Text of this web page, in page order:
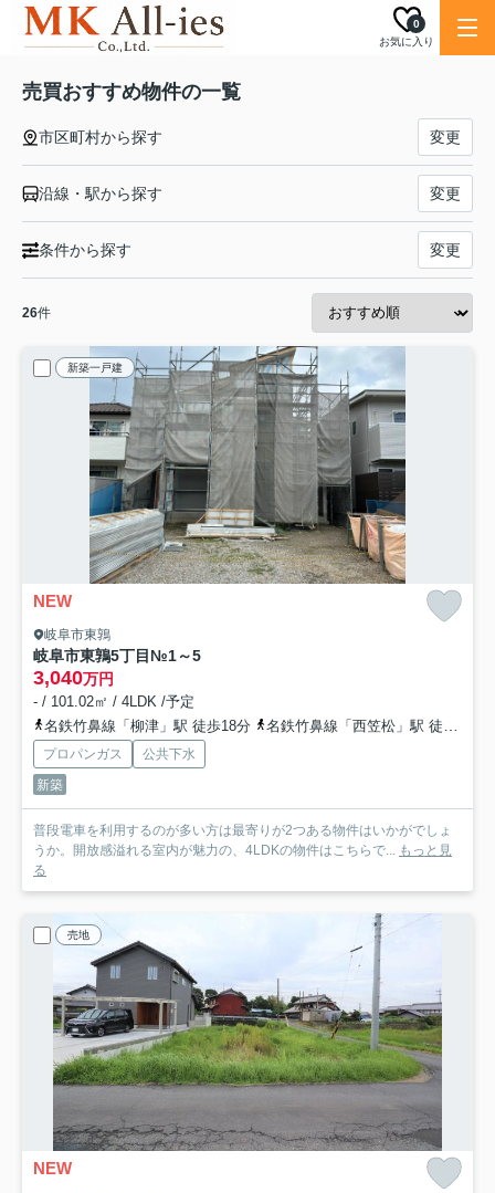
お気に入り
0
売買おすすめ物件の一覧
市区町村から探す 変更
沿線・駅から探す 変更
条件から探す 変更
26件
新築一戸建
NEW
岐阜市東鶉
岐阜市東鶉5丁目№1～5
3,040万円
- / 101.02㎡ / 4LDK /予定
名鉄竹鼻線「柳津」駅 徒歩18分
名鉄竹鼻線「西笠松」駅 徒歩26分
プロパンガス
公共下水
新築
普段電車を利用するのが多い方は最寄りが2つある物件はいかがでしょ
うか。開放感溢れる室内が魅力の、4LDKの物件はこちらで... もっと見
る
売地
NEW